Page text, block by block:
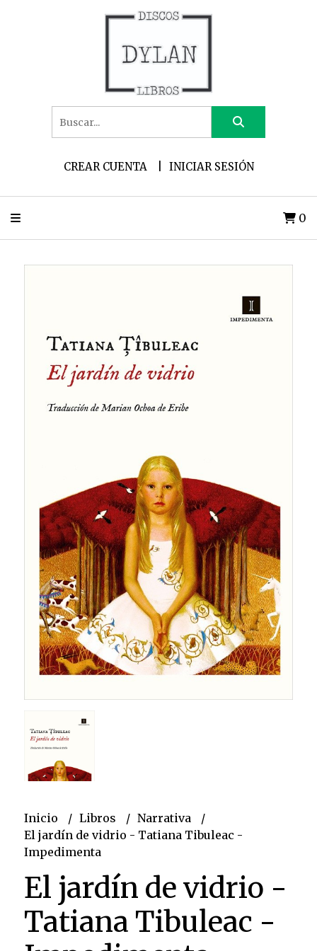
CREAR CUENTA INICIAR SESIÓN
0
Inicio Libros
Narrativa
El jardín de vidrio - Tatiana Tibuleac -
Impedimenta
El jardín de vidrio -
Tatiana Tibuleac -